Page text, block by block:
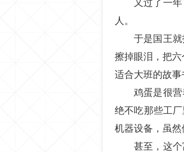
又过了一
人。
于是国王
擦掉眼泪，把六
适合大班的故
鸡蛋是很
绝不吃那些工
机器设备，虽然
甚至，这